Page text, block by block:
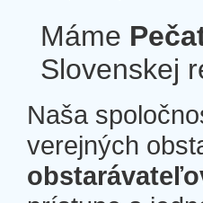
Máme
Slovenskej
Naša
verejných